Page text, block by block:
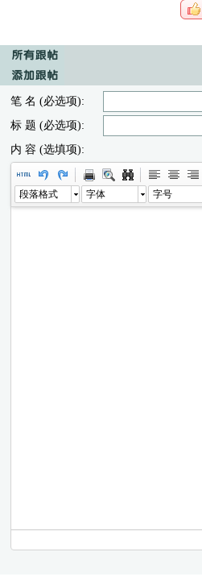
笔 名 (必选项):
标 题 (必选项):
内 容 (选填项):
段落格式 字体 字号